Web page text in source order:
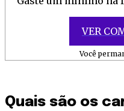
VER
Você
Quais são os